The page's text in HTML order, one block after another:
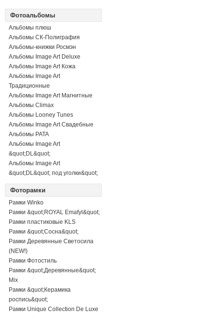
Фотоальбомы
Альбомы плюш
Альбомы СК-Полиграфия
Альбомы-книжки Росмэн
Альбомы Image Art Deluxe
Альбомы Image Art Кожа
Альбомы Image Art
Традиционные
Альбомы Image Art Магнитные
Альбомы Climax
Альбомы Looney Tunes
Альбомы Image Art Свадебные
Альбомы PATA
Альбомы Image Art
&quot;DL&quot;
Альбомы Image Art
&quot;DL&quot; под уголки&quot;
Фоторамки
Рамки Winko
Рамки &quot;ROYAL Emafyl&quot;
Рамки пластиковые KLS
Рамки &quot;Сосна&quot;
Рамки Деревянные Светосила
(NEW!)
Рамки Фотостиль
Рамки &quot;Деревянные&quot;
Mix
Рамки &quot;Керамика
роспись&quot;
Рамки Unique Collection De Luxe